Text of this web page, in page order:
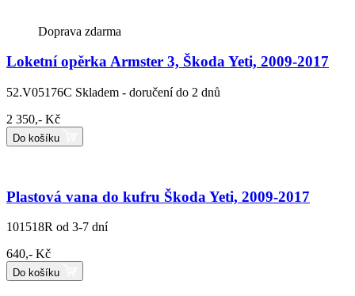
Doprava zdarma
Loketní opěrka Armster 3, Škoda Yeti, 2009-2017
52.V05176C Skladem - doručení do 2 dnů
2 350,- Kč
Do košíku
Plastová vana do kufru Škoda Yeti, 2009-2017
101518R od 3-7 dní
640,- Kč
Do košíku